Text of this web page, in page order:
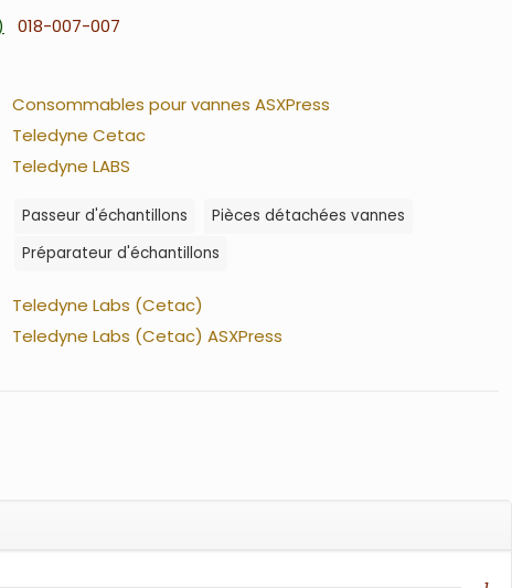
018-007-007
Consommables pour vannes ASXPress
Teledyne Cetac
Teledyne LABS
Passeur d'échantillons
Pièces détachées vannes
Préparateur d'échantillons
Teledyne Labs (Cetac)
Teledyne Labs (Cetac) ASXPress